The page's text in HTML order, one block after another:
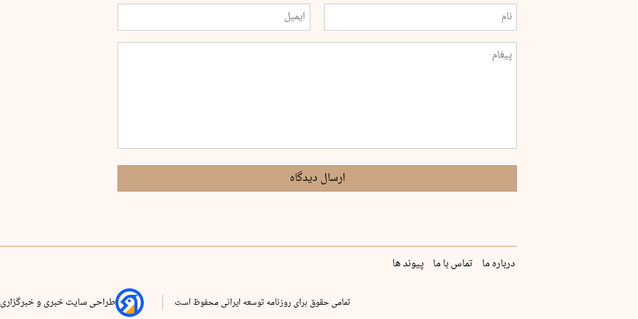
ارسال دیدگاه
درباره ما تماس با ما پیوند ها
تمامی حقوق برای روزنامه توسعه ایرانی محفوظ است طراحی سایت خبری و